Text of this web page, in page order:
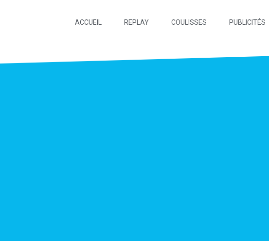
ACCUEIL REPLAY COULISSES PUBLICITÉS